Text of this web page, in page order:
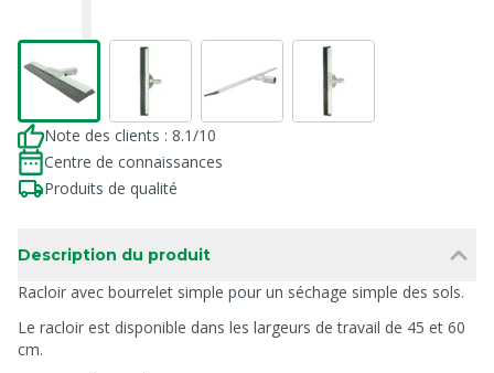
Note des clients : 8.1/10
Centre de connaissances
Produits de qualité
Description du produit
Racloir avec bourrelet simple pour un séchage simple des sols.
Le racloir est disponible dans les largeurs de travail de 45 et 60
cm.